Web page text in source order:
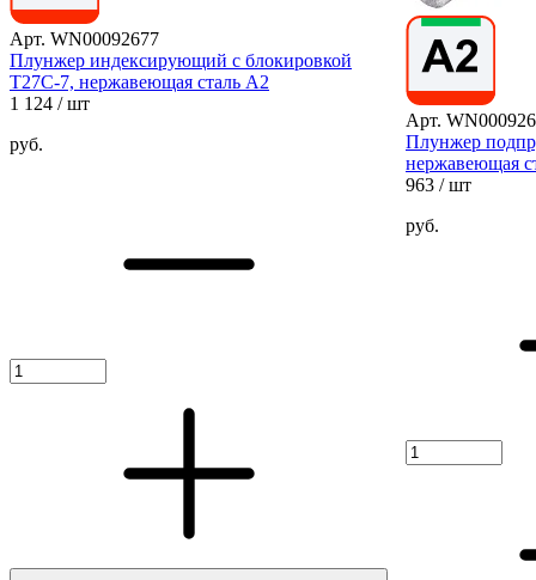
Арт. WN00092677
Плунжер индексирующий с блокировкой
T27C-7, нержавеющая сталь А2
1 124 / шт
руб.
Арт.
Плунжер
нержавеющая
963 / шт
руб.